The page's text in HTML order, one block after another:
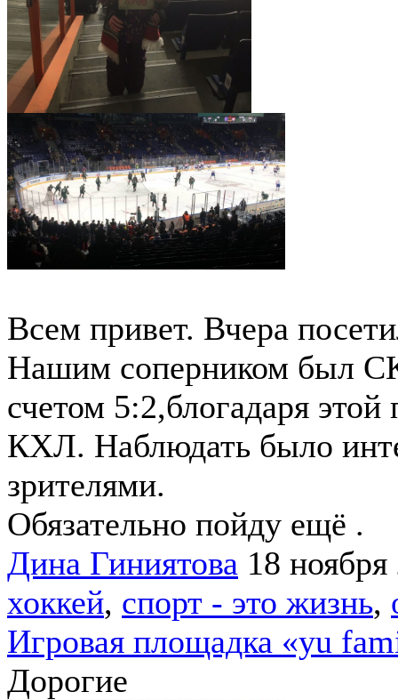
Всем привет. Вчера
Нашим соперником был
счетом 5:2,блогадаря
КХЛ. Наблюдать было
зрителями.
Обязательно пойду ещё .
Дина Гиниятова 18
хоккей, спорт - это жизнь,
Игровая площадка «yu
Дорогие